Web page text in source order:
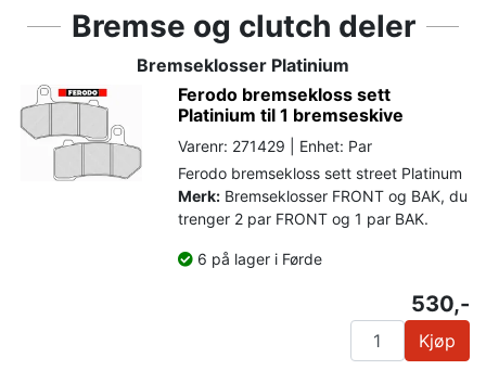
Bremse og clutch deler
Bremseklosser Platinium
Ferodo bremsekloss sett
Platinium til 1 bremseskive
Varenr: 271429 | Enhet: Par
Ferodo bremsekloss sett street Platinum
Merk: Bremseklosser FRONT og BAK, du
trenger 2 par FRONT og 1 par BAK.
6 på lager i Førde
530,-
Kjøp